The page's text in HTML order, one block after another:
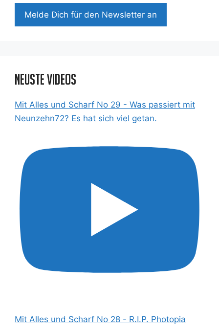
Mel­de Dich für den News­let­ter an
Neuste Videos
Mit Alles und Scharf No 29 - Was passiert mit
Neunzehn72? Es hat sich viel getan.
Mit Alles und Scharf No 28 - R.I.P. Photopia